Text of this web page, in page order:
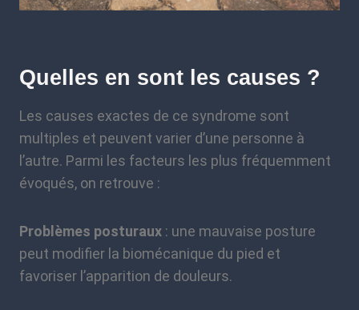
Quelles en sont les causes ?
Les causes exactes de ce syndrome sont
multiples et peuvent varier d’une personne à
l’autre. Parmi les facteurs les plus fréquemment
évoqués, on retrouve :
Problèmes posturaux : une mauvaise posture
peut modifier la biomécanique du pied et
favoriser l’apparition de douleurs.